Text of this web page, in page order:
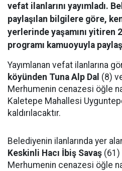
vefat ilanlarını yayımladı.
paylaşılan bilgilere göre,
yerlerinde yaşamını yitiren
programı kamuoyuyla
Yayımlanan vefat ilanlarına
köyünden Tuna Alp Dal (8)
Merhumenin cenazesi öğle
Kaletepe Mahallesi
kaldırılacaktır.
Belediyenin ilanlarında yer
Keskinli Hacı İbiş Savaş
Merhumenin cenazesi öğle